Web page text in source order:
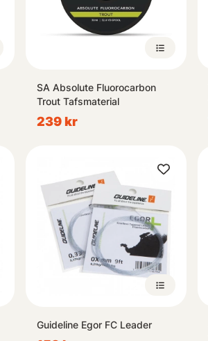
SA Absolute Fluorocarbon
Trout Tafsmaterial
239 kr
Guideline Egor FC Leader